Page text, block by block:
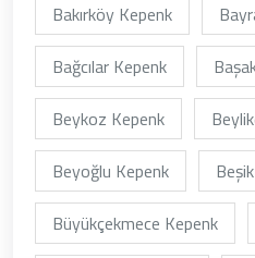
Bakırköy Kepenk
Bağcılar Kepenk
Beykoz Kepenk
Beyoğlu Kepenk
Büyükçekmece Kepenk